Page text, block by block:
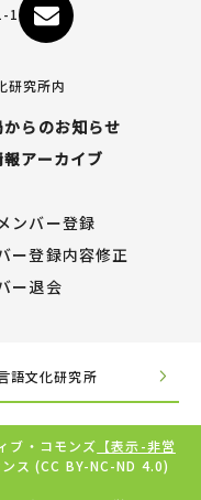
1
研究所内
らのお知らせ
アーカイブ
ンバー登録
ー登録内容修正
ー退会
語文化研究所
ブ・コモンズ 【表示-非営
ンス (CC BY-NC-ND 4.0)